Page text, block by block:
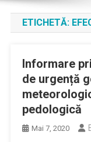
ETICHETĂ:
Informare
de urgență
pedologică
Mai 7, 2020